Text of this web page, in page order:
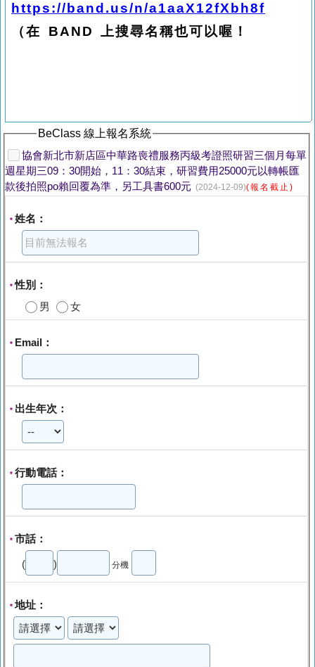
https://band.us/n/a1aaX12fXbh8f
（在 BAND 上搜尋名稱也可以喔！
BeClass 線上報名系統
協會新北市新店區中華路喪禮服務丙級考證照研習三個月每單
週星期三09：30開始，11：30結束，研習費用25000元以轉帳匯
款後拍照po賴回覆為準，另工具書600元 (2024-12-09)(報名截止)
* 姓名：
*性別：
男
女
* Email：
* 出生年次：
* 行動電話：
* 市話：
( ) 分機
*地址：